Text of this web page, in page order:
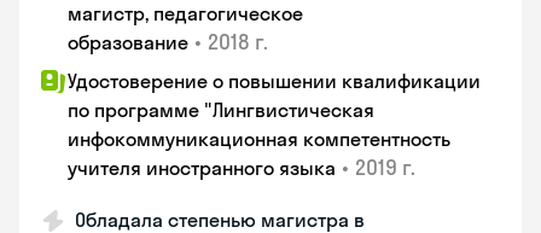
магистр, педагогическое
образование • 2018 г.
Удостоверение о повышении квалификации
по программе "Лингвистическая
инфокоммуникационная компетентность
учителя иностранного языка • 2019 г.
Обладала степенью магистра в